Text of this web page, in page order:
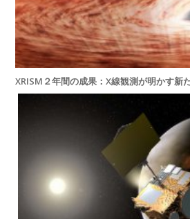
XRISM２年間の成果：X線観測が明かす新